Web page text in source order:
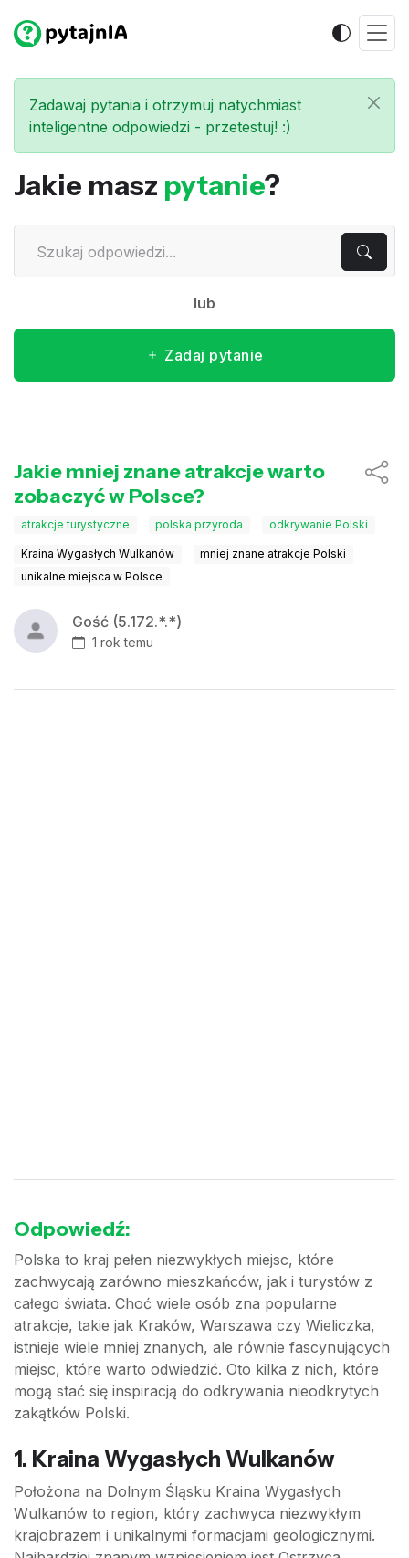
Zadawaj pytania i otrzymuj natychmiast
inteligentne odpowiedzi - przetestuj! :)
Jakie masz pytanie?
lub
Zadaj pytanie
Jakie mniej znane atrakcje warto
zobaczyć w Polsce?
atrakcje turystyczne polska przyroda odkrywanie Polski
Kraina Wygasłych Wulkanów
mniej znane atrakcje Polski
unikalne miejsca w Polsce
Gość (5.172.*.*)
1 rok temu
Odpowiedź:
Polska to kraj pełen niezwykłych miejsc, które
zachwycają zarówno mieszkańców, jak i turystów z
całego świata. Choć wiele osób zna popularne
atrakcje, takie jak Kraków, Warszawa czy Wieliczka,
istnieje wiele mniej znanych, ale równie fascynujących
miejsc, które warto odwiedzić. Oto kilka z nich, które
mogą stać się inspiracją do odkrywania nieodkrytych
zakątków Polski.
1. Kraina Wygasłych Wulkanów
Położona na Dolnym Śląsku Kraina Wygasłych
Wulkanów to region, który zachwyca niezwykłym
krajobrazem i unikalnymi formacjami geologicznymi.